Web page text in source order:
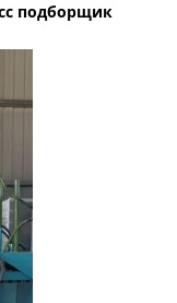
подборщик